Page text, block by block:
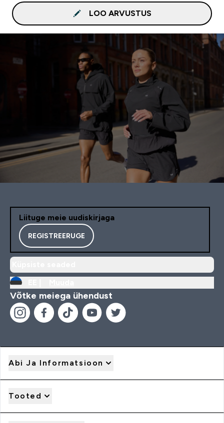
LOO ARVUSTUS
Liituge meie uudiskirjaga
REGISTREERUGE
Võtke meiega ühendust
Abi Ja Informatsioon
Tooted